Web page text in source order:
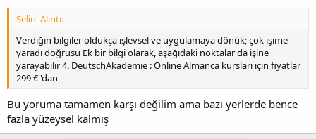
Selin' Alıntı:
Verdiğin bilgiler oldukça işlevsel ve uygulamaya dönük; çok işime
yaradı doğrusu Ek bir bilgi olarak, aşağıdaki noktalar da işine
yarayabilir 4. DeutschAkademie : Online Almanca kursları için fiyatlar
299 € 'dan
Bu yoruma tamamen karşı değilim ama bazı yerlerde bence
fazla yüzeysel kalmış